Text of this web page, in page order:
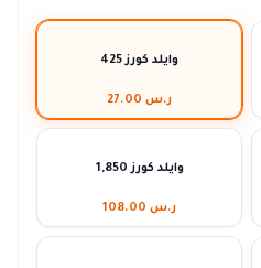
425 وايلد كورز
ر.س 27.00
1,850 وايلد كورز
ر.س 108.00